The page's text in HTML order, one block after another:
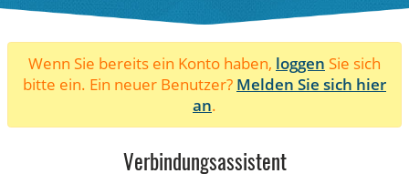
Wenn Sie bereits ein Konto haben, loggen Sie sich
bitte ein. Ein neuer Benutzer? Melden Sie sich hier
an.
Verbindungsassistent